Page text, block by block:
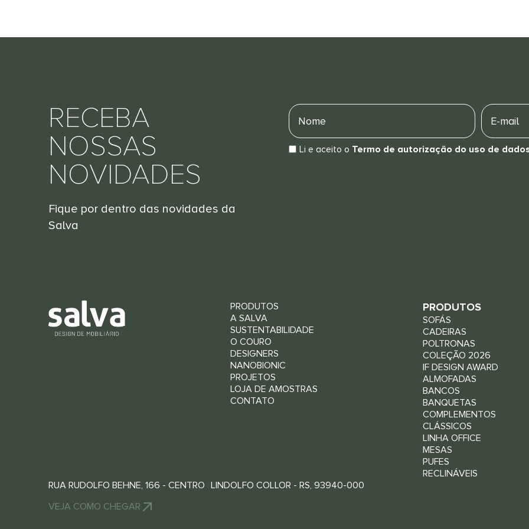
RECEBA
NOSSAS
NOVIDADES
Fique por dentro das novidades da
Salva
Nome
E-
mail
Li e aceito o Termo de autorização do uso de
PRODUTOS
A SALVA
SUSTENTABILIDADE
O COURO
DESIGNERS
NANOBIONIC
PROJETOS
LOJA DE AMOSTRAS
CONTATO
PRODUTOS
SOFÁS
CADEIRAS
POLTRONAS
COLEÇÃO 2026
IF DESIGN AWARD
ALMOFADAS
BANCOS
BANQUETAS
COMPLEMENTOS
CLÁSSICOS
LINHA OFFICE
MESAS
PUFES
RECLINÁVEIS
RUA RUDOLFO BEHNE, 166 - CENTRO LINDOLFO COLLOR - RS, 93940-000
VEJA COMO CHEGAR